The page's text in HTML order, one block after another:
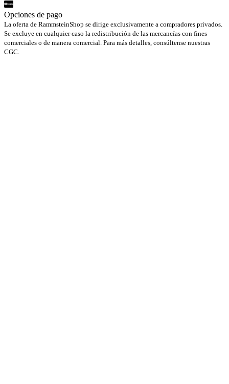
Opciones de pago
La oferta de RammsteinShop se dirige exclusivamente a compradores privados.
Se excluye en cualquier caso la redistribución de las mercancías con fines
comerciales o de manera comercial. Para más detalles, consúltense nuestras
CGC.